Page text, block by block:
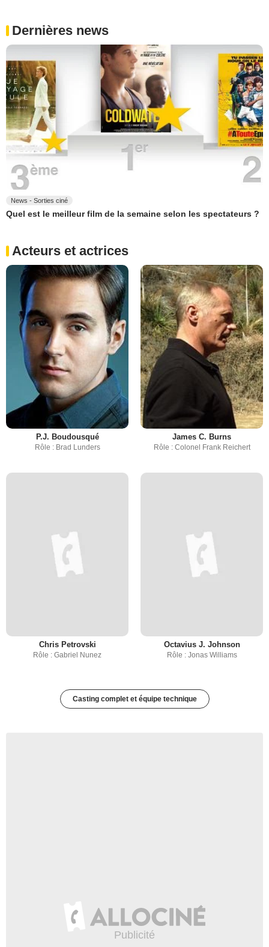
Dernières news
News - Sorties ciné
Quel est le meilleur film de la semaine selon les spectateurs ?
Acteurs et actrices
P.J. Boudousqué
Rôle : Brad Lunders
James C. Burns
Rôle : Colonel Frank Reichert
Chris Petrovski
Rôle : Gabriel Nunez
Octavius J. Johnson
Rôle : Jonas Williams
Casting complet et équipe technique